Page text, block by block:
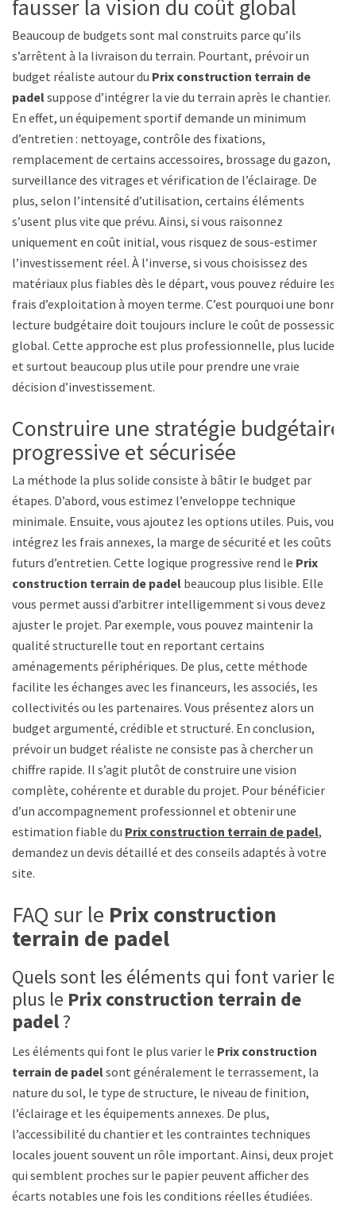
fausser la vision du coût global
Beaucoup de budgets sont mal construits parce qu’ils
s’arrêtent à la livraison du terrain. Pourtant, prévoir un
budget réaliste autour du Prix construction terrain de
padelsuppose d’intégrer la vie du terrain après le chantier.
En effet, un équipement sportif demande un minimum
d’entretien : nettoyage, contrôle des fixations,
remplacement de certains accessoires, brossage du gazon,
surveillance des vitrages et vérification de l’éclairage. De
plus, selon l’intensité d’utilisation, certains éléments
s’usent plus vite que prévu. Ainsi, si vous raisonnez
uniquement en coût initial, vous risquez de sous-estimer
l’investissement réel. À l’inverse, si vous choisissez des
matériaux plus fiables dès le départ, vous pouvez réduire les
frais d’exploitation à moyen terme. C’est pourquoi une bonne
lecture budgétaire doit toujours inclure le coût de possession
global. Cette approche est plus professionnelle, plus lucide
et surtout beaucoup plus utile pour prendre une vraie
décision d’investissement.
Construire une stratégie budgétaire
progressive et sécurisée
La méthode la plus solide consiste à bâtir le budget par
étapes. D’abord, vous estimez l’enveloppe technique
minimale. Ensuite, vous ajoutez les options utiles. Puis, vous
intégrez les frais annexes, la marge de sécurité et les coûts
futurs d’entretien. Cette logique progressive rend le Prix
construction terrain de padel beaucoup plus lisible. Elle
vous permet aussi d’arbitrer intelligemment si vous devez
ajuster le projet. Par exemple, vous pouvez maintenir la
qualité structurelle tout en reportant certains
aménagements périphériques. De plus, cette méthode
facilite les échanges avec les financeurs, les associés, les
collectivités ou les partenaires. Vous présentez alors un
budget argumenté, crédible et structuré. En conclusion,
prévoir un budget réaliste ne consiste pas à chercher un
chiffre rapide. Il s’agit plutôt de construire une vision
complète, cohérente et durable du projet. Pour bénéficier
d’un accompagnement professionnel et obtenir une
estimation fiable du Prix construction terrain de padel,
demandez un devis détaillé et des conseils adaptés à votre
site.
FAQ sur le Prix construction
terrain de padel
Quels sont les éléments qui font varier le
plus le Prix construction terrain de
padel?
Les éléments qui font le plus varier le Prix construction
terrain de padelsont généralement le terrassement, la
nature du sol, le type de structure, le niveau de finition,
l’éclairage et les équipements annexes. De plus,
l’accessibilité du chantier et les contraintes techniques
locales jouent souvent un rôle important. Ainsi, deux projets
qui semblent proches sur le papier peuvent afficher des
écarts notables une fois les conditions réelles étudiées.